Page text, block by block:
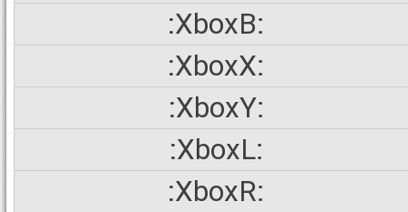
:XboxB:
:XboxX:
:XboxY:
:XboxL:
:XboxR: